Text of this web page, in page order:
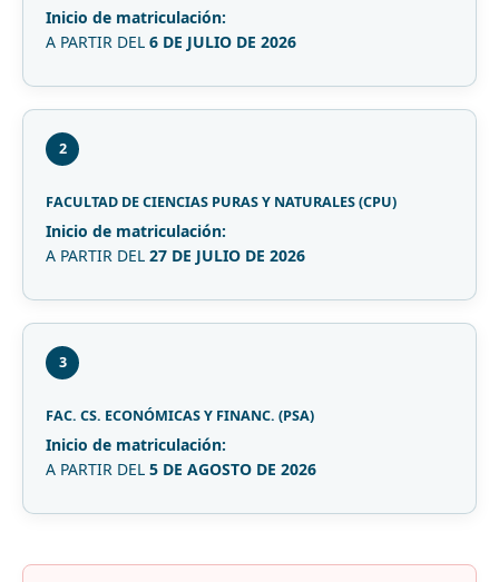
Inicio de matriculación:
A PARTIR DEL 6 DE JULIO DE 2026
2
FACULTAD DE CIENCIAS PURAS Y NATURALES (CPU)
Inicio de matriculación:
A PARTIR DEL 27 DE JULIO DE 2026
3
FAC. CS. ECONÓMICAS Y FINANC. (PSA)
Inicio de matriculación:
A PARTIR DEL 5 DE AGOSTO DE 2026